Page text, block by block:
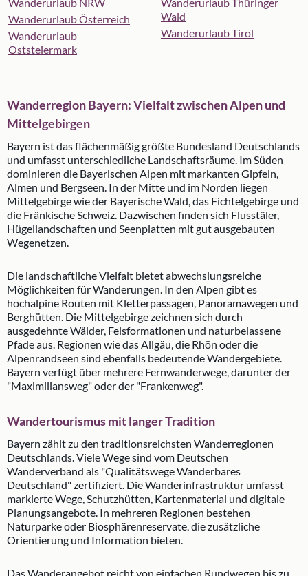
Wanderurlaub Österreich
Wanderurlaub
Oststeiermark
Wald
Wanderurlaub Tirol
Wanderregion Bayern: Vielfalt zwischen Alpen und
Mittelgebirgen
Bayern ist das flächenmäßig größte Bundesland Deutschlands
und umfasst unterschiedliche Landschaftsräume. Im Süden
dominieren die Bayerischen Alpen mit markanten Gipfeln,
Almen und Bergseen. In der Mitte und im Norden liegen
Mittelgebirge wie der Bayerische Wald, das Fichtelgebirge und
die Fränkische Schweiz. Dazwischen finden sich Flusstäler,
Hügellandschaften und Seenplatten mit gut ausgebauten
Wegenetzen.
Die landschaftliche Vielfalt bietet abwechslungsreiche
Möglichkeiten für Wanderungen. In den Alpen gibt es
hochalpine Routen mit Kletterpassagen, Panoramawegen und
Berghütten. Die Mittelgebirge zeichnen sich durch
ausgedehnte Wälder, Felsformationen und naturbelassene
Pfade aus. Regionen wie das Allgäu, die Rhön oder die
Alpenrandseen sind ebenfalls bedeutende Wandergebiete.
Bayern verfügt über mehrere Fernwanderwege, darunter der
"Maximiliansweg" oder der "Frankenweg".
Wandertourismus mit langer Tradition
Bayern zählt zu den traditionsreichsten Wanderregionen
Deutschlands. Viele Wege sind vom Deutschen
Wanderverband als "Qualitätswege Wanderbares
Deutschland" zertifiziert. Die Wanderinfrastruktur umfasst
markierte Wege, Schutzhütten, Kartenmaterial und digitale
Planungsangebote. In mehreren Regionen bestehen
Naturparke oder Biosphärenreservate, die zusätzliche
Orientierung und Information bieten.
Das Wanderangebot reicht von einfachen Rundwegen bis zu